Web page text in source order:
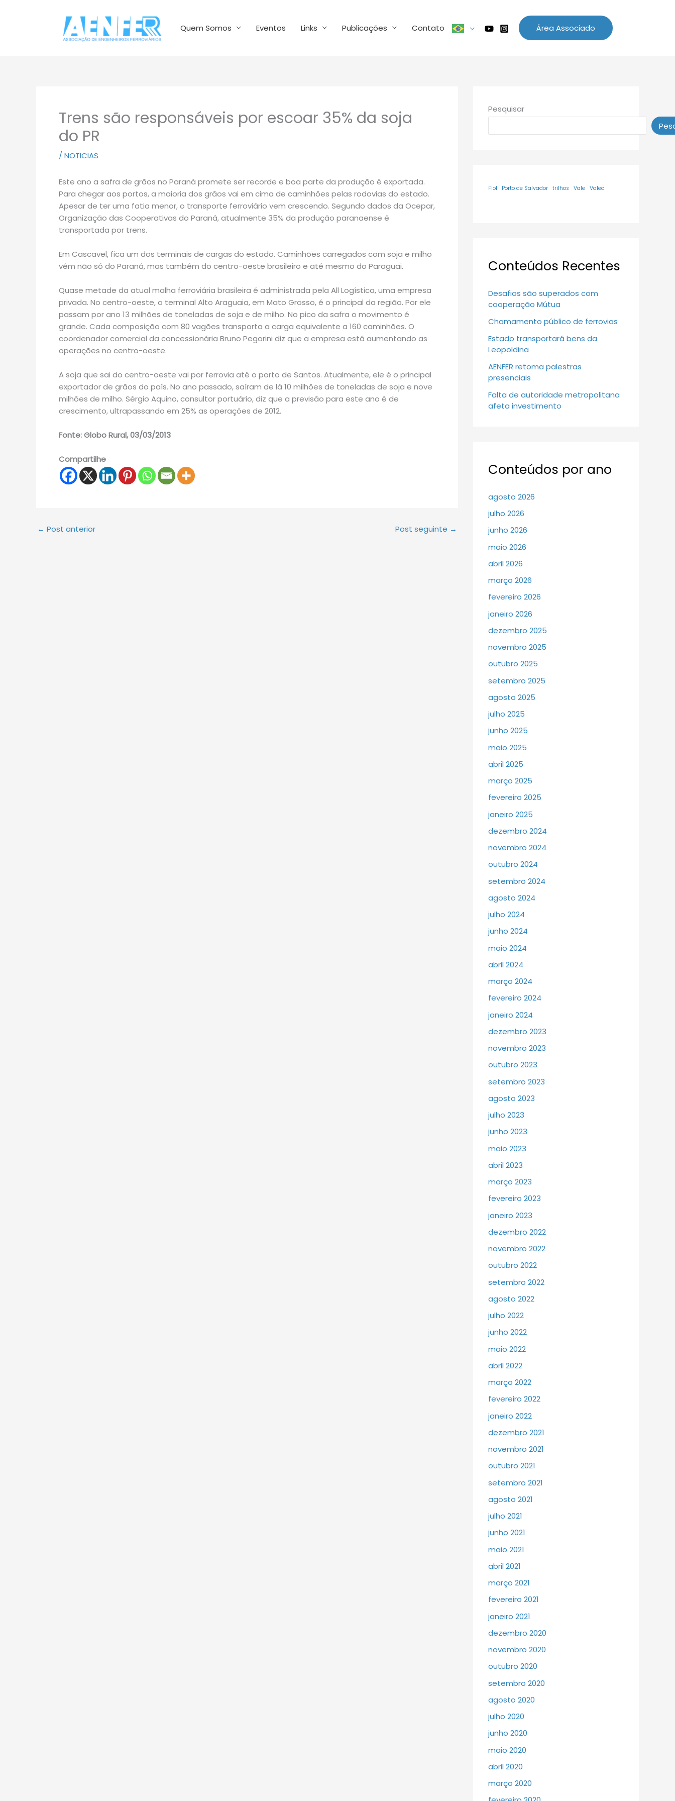
Quem Somos Eventos Links Publicações Contato Área Associado
Trens são responsáveis por escoar 35% da soja
do PR
/ NOTICIAS
Este ano a safra de grãos no Paraná promete ser recorde e boa parte da produção é exportada.
Para chegar aos portos, a maioria dos grãos vai em cima de caminhões pelas rodovias do estado.
Apesar de ter uma fatia menor, o transporte ferroviário vem crescendo. Segundo dados da Ocepar,
Organização das Cooperativas do Paraná, atualmente 35% da produção paranaense é
transportada por trens.
Em Cascavel, fica um dos terminais de cargas do estado. Caminhões carregados com soja e milho
vêm não só do Paraná, mas também do centro-oeste brasileiro e até mesmo do Paraguai.
Quase metade da atual malha ferroviária brasileira é administrada pela All Logística, uma empresa
privada. No centro-oeste, o terminal Alto Araguaia, em Mato Grosso, é o principal da região. Por ele
passam por ano 13 milhões de toneladas de soja e de milho. No pico da safra o movimento é
grande. Cada composição com 80 vagões transporta a carga equivalente a 160 caminhões. O
coordenador comercial da concessionária Bruno Pegorini diz que a empresa está aumentando as
operações no centro-oeste.
A soja que sai do centro-oeste vai por ferrovia até o porto de Santos. Atualmente, ele é o principal
exportador de grãos do país. No ano passado, saíram de lá 10 milhões de toneladas de soja e nove
milhões de milho. Sérgio Aquino, consultor portuário, diz que a previsão para este ano é de
crescimento, ultrapassando em 25% as operações de 2012.
Fonte: Globo Rural, 03/03/2013
Compartilhe
← Post anterior Post seguinte →
Pesquisar
Fiol Porto de Salvador trilhos Vale Valec
Conteúdos Recentes
Desafios são superados com
cooperação Mútua
Chamamento público de ferrovias
Estado transportará bens da
Leopoldina
AENFER retoma palestras
presenciais
Falta de autoridade metropolitana
afeta investimento
Conteúdos por ano
agosto 2026
julho 2026
junho 2026
maio 2026
abril 2026
março 2026
fevereiro 2026
janeiro 2026
dezembro 2025
novembro 2025
outubro 2025
setembro 2025
agosto 2025
julho 2025
junho 2025
maio 2025
abril 2025
março 2025
fevereiro 2025
janeiro 2025
dezembro 2024
novembro 2024
outubro 2024
setembro 2024
agosto 2024
julho 2024
junho 2024
maio 2024
abril 2024
março 2024
fevereiro 2024
janeiro 2024
dezembro 2023
novembro 2023
outubro 2023
setembro 2023
agosto 2023
julho 2023
junho 2023
maio 2023
abril 2023
março 2023
fevereiro 2023
janeiro 2023
dezembro 2022
novembro 2022
outubro 2022
setembro 2022
agosto 2022
julho 2022
junho 2022
maio 2022
abril 2022
março 2022
fevereiro 2022
janeiro 2022
dezembro 2021
novembro 2021
outubro 2021
setembro 2021
agosto 2021
julho 2021
junho 2021
maio 2021
abril 2021
março 2021
fevereiro 2021
janeiro 2021
dezembro 2020
novembro 2020
outubro 2020
setembro 2020
agosto 2020
julho 2020
junho 2020
maio 2020
abril 2020
março 2020